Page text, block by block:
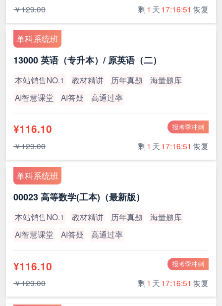
￥129.00 剩1 天17:16:51 恢复
单科系统班
13000 英语（专升本）/ 原英语（二）
本站销售NO.1 教材精讲 历年真题
海量题库
AI智慧课堂
AI答疑 高通过率
报考季冲刺
¥116.10
￥129.00 剩1 天17:16:51 恢复
单科系统班
00023 高等数学(工本)（最新版）
本站销售NO.1 教材精讲 历年真题
海量题库
AI智慧课堂
AI答疑 高通过率
报考季冲刺
¥116.10
￥129.00 剩1 天17:16:51 恢复